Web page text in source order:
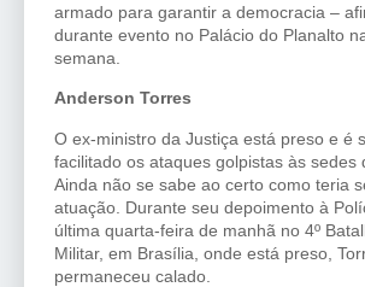
armado para garantir a democracia –
durante evento no Palácio do Planalto
semana.
Anderson Torres
O ex-ministro da Justiça está preso e é
facilitado os ataques golpistas às sedes
Ainda não se sabe ao certo como teria
atuação. Durante seu depoimento à
última quarta-feira de manhã no 4º
Militar, em Brasília, onde está preso,
permaneceu calado.